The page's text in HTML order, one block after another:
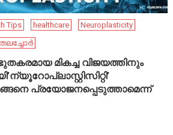
Tips healthcare
Neuroplasticity
തലച്ചോർ
മികച്ച വിജയത്തിനും
പ്രയോജനപ്പെടുത്താമെന്ന്